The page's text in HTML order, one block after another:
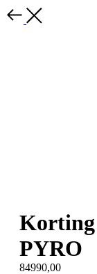
Korting
PYRO
84990,00